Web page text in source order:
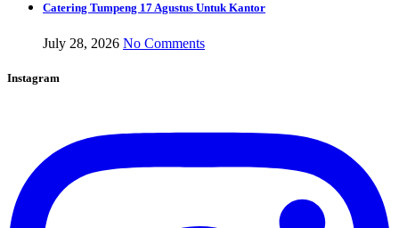
Catering Tumpeng 17 Agustus Untuk Kantor
July 28, 2026 No Comments
Instagram